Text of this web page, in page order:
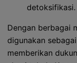
detoksifikasi.
Dengan berbagai
digunakan
memberikan